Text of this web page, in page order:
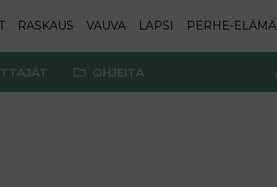
RASKAUS VAUVA LAPSI PERHE-ELÄMÄ
OHJEITA